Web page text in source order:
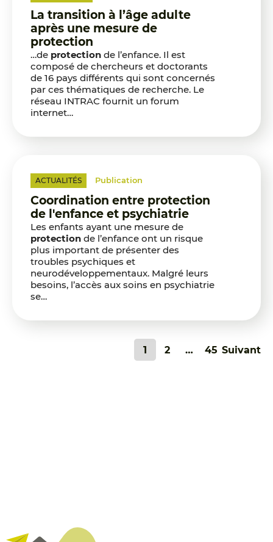
La transition à l’âge adulte
après une mesure de
protection
…de protection de l’enfance. Il est
composé de chercheurs et doctorants
de 16 pays différents qui sont concernés
par ces thématiques de recherche. Le
réseau INTRAC fournit un forum
internet…
ACTUALITÉS Publication
Coordination entre protection
de l'enfance et psychiatrie
Les enfants ayant une mesure de
protection de l’enfance ont un risque
plus important de présenter des
troubles psychiques et
neurodéveloppementaux. Malgré leurs
besoins, l’accès aux soins en psychiatrie
se…
1 2 … 45 Suivant